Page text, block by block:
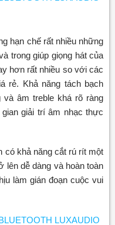
hạn chế rất nhiều những
trong giúp giọng hát của
hơn rất nhiều so với các
rẻ. Khả năng tách bạch
âm treble khá rõ ràng
giải trí âm nhạc thực
có khả năng cắt rú rít một
lên dễ dàng và hoàn toàn
làm gián đoạn cuộc vui